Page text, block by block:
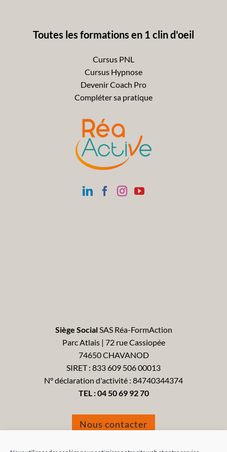
Toutes les formations en 1 clin d'oeil
Cursus PNL
Cursus Hypnose
Devenir Coach Pro
Compléter sa pratique
Siège SocialSAS Réa-FormAction
Parc Atlais | 72 rue Cassiopée
74650 CHAVANOD
SIRET : 833 609 506 00013
N° déclaration d'activité : 84740344374
TEL :04 50 69 92 70
Nous contacter